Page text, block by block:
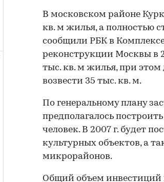
В московском районе
кв. м жилья, а полностью
сообщили РБК в
реконструкции Москвы в
тыс. кв. м жилья, при этом
возвести 35 тыс. кв. м.
По генеральному плану
предполагалось
человек. В 2007 г. будет
культурных объектов, а
микрорайонов.
Общий объем инвестиций